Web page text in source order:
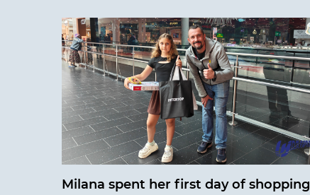
Milana spent her first day of shopping